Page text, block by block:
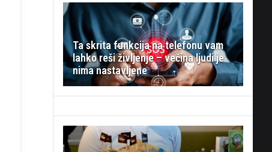
Ta skrita funkcija na telefonu vam
lahko reši življenje – večina ljudi je
nima nastavljene